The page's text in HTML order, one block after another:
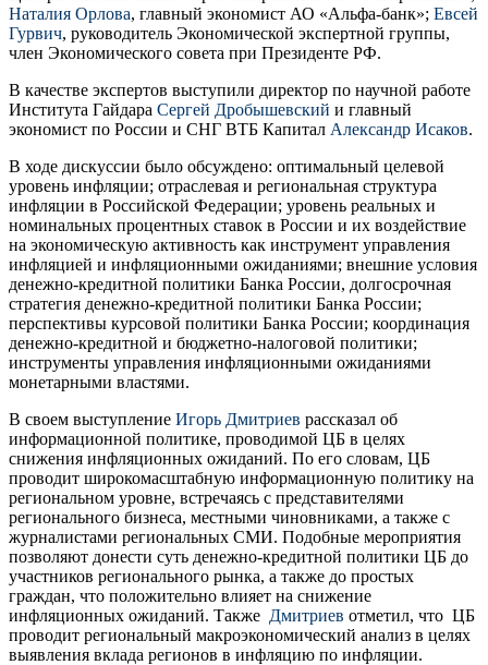
Наталия Орлова, главный экономист АО «Альфа-банк»; Евсей
Гурвич, руководитель Экономической экспертной группы,
член Экономического совета при Президенте РФ.
В качестве экспертов выступили директор по научной работе
Института Гайдара Сергей Дробышевский и главный
экономист по России и СНГ ВТБ Капитал Александр Исаков.
В ходе дискуссии было обсуждено: оптимальный целевой
уровень инфляции; отраслевая и региональная структура
инфляции в Российской Федерации; уровень реальных и
номинальных процентных ставок в России и их воздействие
на экономическую активность как инструмент управления
инфляцией и инфляционными ожиданиями; внешние условия
денежно-кредитной политики Банка России, долгосрочная
стратегия денежно-кредитной политики Банка России;
перспективы курсовой политики Банка России; координация
денежно-кредитной и бюджетно-налоговой политики;
инструменты управления инфляционными ожиданиями
монетарными властями.
В своем выступление Игорь Дмитриев рассказал об
информационной политике, проводимой ЦБ в целях
снижения инфляционных ожиданий. По его словам, ЦБ
проводит широкомасштабную информационную политику на
региональном уровне, встречаясь с представителями
регионального бизнеса, местными чиновниками, а также с
журналистами региональных СМИ. Подобные мероприятия
позволяют донести суть денежно-кредитной политики ЦБ до
участников регионального рынка, а также до простых
граждан, что положительно влияет на снижение
инфляционных ожиданий. Также Дмитриев отметил, что ЦБ
проводит региональный макроэкономический анализ в целях
выявления вклада регионов в инфляцию по инфляции.